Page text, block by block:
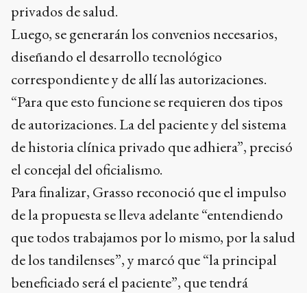
privados de salud.
Luego, se generarán los convenios necesarios,
diseñando el desarrollo tecnológico
correspondiente y de allí las autorizaciones.
“Para que esto funcione se requieren dos tipos
de autorizaciones. La del paciente y del sistema
de historia clínica privado que adhiera”, precisó
el concejal del oficialismo.
Para finalizar, Grasso reconoció que el impulso
de la propuesta se lleva adelante “entendiendo
que todos trabajamos por lo mismo, por la salud
de los tandilenses”, y marcó que “la principal
beneficiado será el paciente”, que tendrá